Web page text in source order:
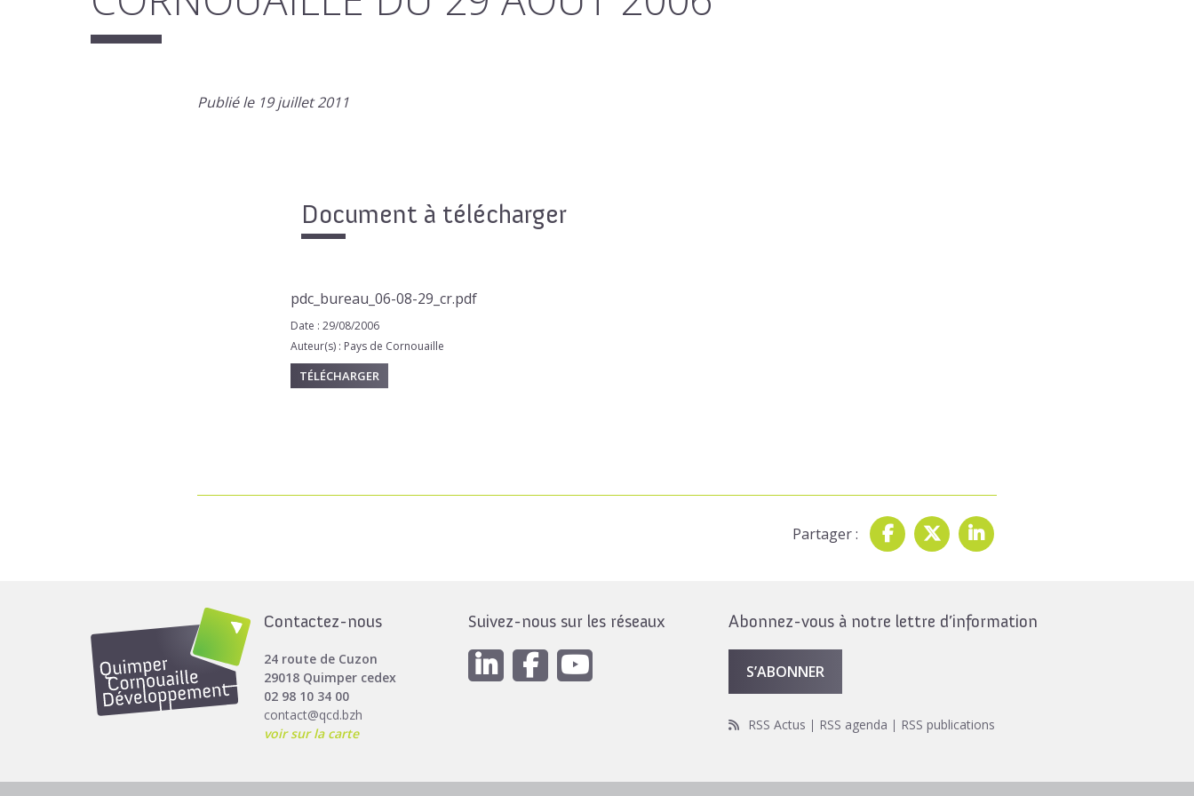
Publié le 19 juillet 2011
Document à télécharger
pdc_bureau_06-08-29_cr.pdf
Date : 29/08/2006
Auteur(s) : Pays de Cornouaille
TÉLÉCHARGER
Partager :
Contactez-nous
24 route de Cuzon
29018 Quimper cedex
02 98 10 34 00
contact@qcd.bzh
voir sur la carte
Suivez-nous sur les réseaux Abonnez-vous à notre lettre d’information
S’ABONNER
RSS Actus RSS agenda RSS publications